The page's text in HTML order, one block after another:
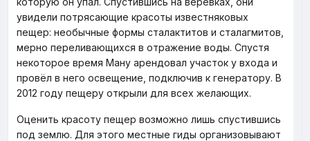
увидели потрясающие красоты известняковых
пещер: необычные формы сталактитов и сталагмитов,
мерно переливающихся в отражение воды. Спустя
некоторое время Ману арендовал участок у входа и
провёл в него освещение, подключив к генератору. В
2012 году пещеру открыли для всех желающих.
Оценить красоту пещер возможно лишь спустившись
под землю. Для этого местные гиды организовывают